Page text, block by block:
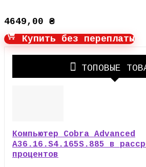
4649,00 ₴
Купить без переплаты
ТОПОВЫЕ
Компьютер Cobra Advanced
A36.16.S4.165S.885 в
процентов